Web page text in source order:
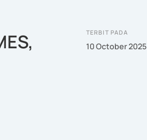
TERBIT PADA
10 October 2025